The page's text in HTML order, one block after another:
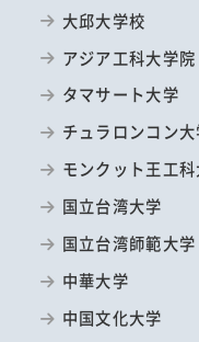
大邱大学校
アジア工科大学院
タマサート大学
チュラロンコン大
モンクット王工
国立台湾大学
国立台湾師範大学
中華大学
中国文化大学